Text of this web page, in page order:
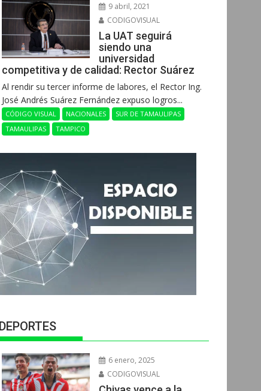
9 abril, 2021
CODIGOVISUAL
La UAT seguirá
siendo una
universidad
competitiva y de calidad: Rector Suárez
Al rendir su tercer informe de labores, el Rector Ing.
José Andrés Suárez Fernández expuso logros...
CÓDIGO VISUAL NACIONALES
SUR DE TAMAULIPAS
TAMAULIPAS
TAMPICO
DEPORTES
6 enero, 2025
CODIGOVISUAL